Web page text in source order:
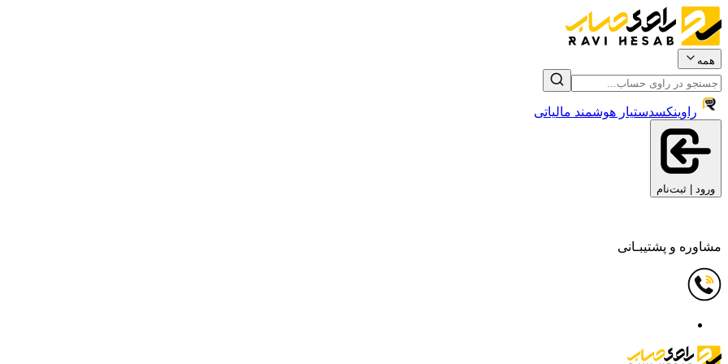
همه
راوینکسدستیار هوشمند مالیاتی
ورود | ثبت‌نام
مشاوره و پشتیبـانی